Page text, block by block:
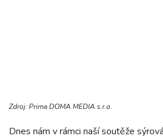
Zdroj: Prima DOMA MEDIA s.r.o.
Dnes nám v rámci naší soutěže